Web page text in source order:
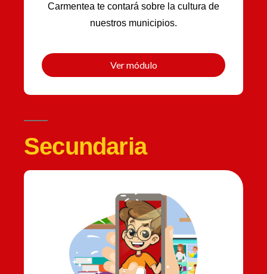
Carmentea te contará sobre la cultura de
nuestros municipios.
Ver módulo
Secundaria